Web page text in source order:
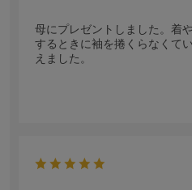
母にプレゼントしました。着
するときに袖を捲くらなくて
えました。